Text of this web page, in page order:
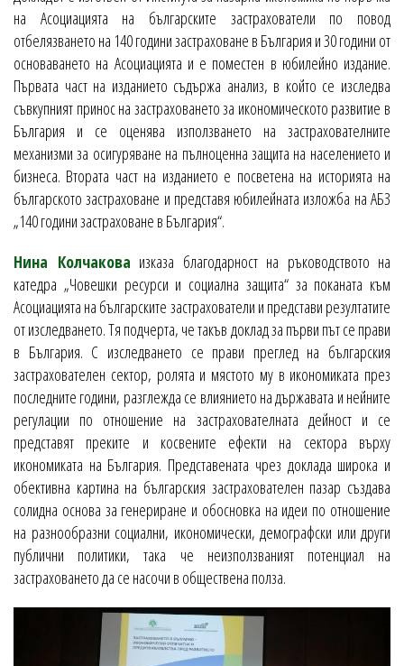
на Асоциацията на българските застрахователи по повод
отбелязването на 140 години застраховане в България и 30 години от
основаването на Асоциацията и е поместен в юбилейно издание.
Първата част на изданието съдържа анализ, в който се изследва
съвкупният принос на застраховането за икономическото развитие в
България и се оценява използването на застрахователните
механизми за осигуряване на пълноценна защита на населението и
бизнеса. Втората част на изданието е посветена на историята на
българското застраховане и представя юбилейната изложба на АБЗ
„140 години застраховане в България“.
Нина Колчакова изказа благодарност на ръководството на
катедра „Човешки ресурси и социална защита“ за поканата към
Асоциацията на българските застрахователи и представи резултатите
от изследването. Тя подчерта, че такъв доклад за първи път се прави
в България. С изследването се прави преглед на българския
застрахователен сектор, ролята и мястото му в икономиката през
последните години, разглежда се влиянието на държавата и нейните
регулации по отношение на застрахователната дейност и се
представят преките и косвените ефекти на сектора върху
икономиката на България. Представената чрез доклада широка и
обективна картина на българския застрахователен пазар създава
солидна основа за генериране и обосновка на идеи по отношение
на разнообразни социални, икономически, демографски или други
публични политики, така че неизползваният потенциал на
застраховането да се насочи в обществена полза.